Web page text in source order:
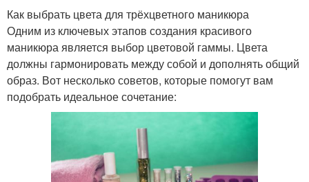
Как выбрать цвета для трёхцветного маникюра
Одним из ключевых этапов создания красивого
маникюра является выбор цветовой гаммы. Цвета
должны гармонировать между собой и дополнять общий
образ. Вот несколько советов, которые помогут вам
подобрать идеальное сочетание: